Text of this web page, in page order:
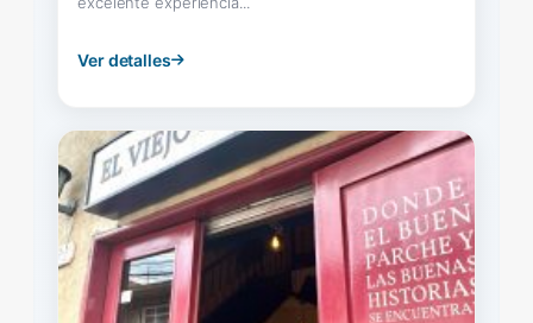
Ver detalles